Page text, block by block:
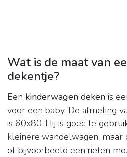
Wat is de maat van
dekentje?
Een kinderwagen deken is
voor een baby. De afmeting
is 60x80. Hij is goed te
kleinere wandelwagen, maar
of bijvoorbeeld een rieten